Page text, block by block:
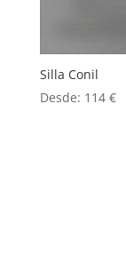
Silla Conil
Desde: 114 €